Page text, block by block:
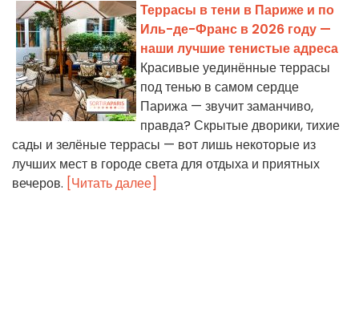
Террасы в тени в Париже и по
Иль-де-Франс в 2026 году —
наши лучшие тенистые адреса
Красивые уединённые террасы
под тенью в самом сердце
Парижа — звучит заманчиво,
правда? Скрытые дворики, тихие
сады и зелёные террасы — вот лишь некоторые из
лучших мест в городе света для отдыха и приятных
вечеров. [Читать далее]